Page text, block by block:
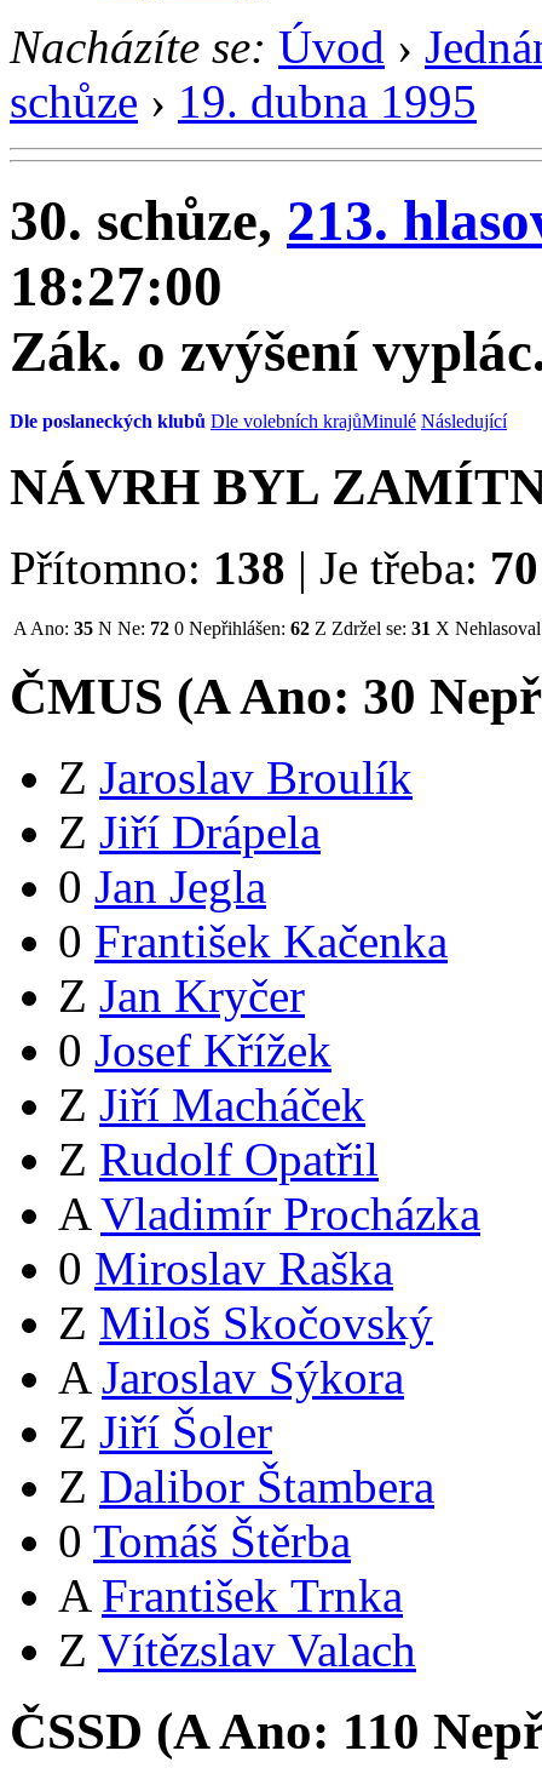
Nacházíte se: Úvod ›
schůze › 19. dubna 1995
30. schůze, 213.
18:27:00
Zák. o zvýšení
Dle poslaneckých klubů Dle volebních krajůMinulé Následující
NÁVRH BYL
Přítomno: 138 | Je třeba: 70
A Ano: 35 N Ne: 72 0 Nepřihlášen: 62 Z Zdržel se: 31 X Nehlasoval
ČMUS (AAno: 30
Z Jaroslav Broulík
Z Jiří Drápela
0 Jan Jegla
0 František Kačenka
Z Jan Kryčer
0 Josef Křížek
Z Jiří Macháček
Z Rudolf Opatřil
A Vladimír Procházka
0 Miroslav Raška
Z Miloš Skočovský
A Jaroslav Sýkora
Z Jiří Šoler
Z Dalibor Štambera
0 Tomáš Štěrba
A František Trnka
Z Vítězslav Valach
ČSSD (AAno: 110